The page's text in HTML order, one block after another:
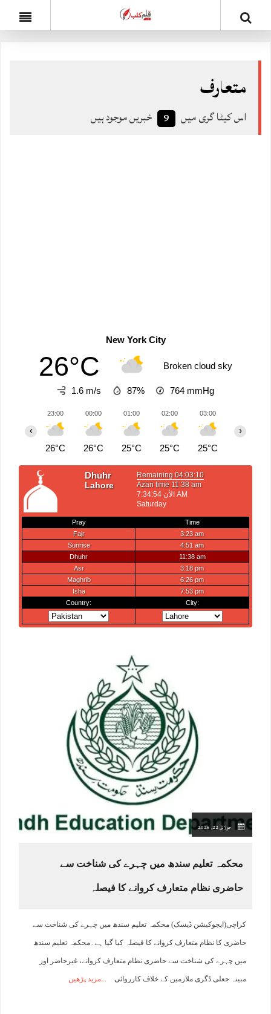
متعارف
اس کیٹا گری میں 9 خبریں موجود ہیں
New York City
26°C Broken cloud sky
1.6 m/s 87% 764 mmHg
23:00
26°C
00:00
26°C
01:00
25°C
02:00
25°C
03:00
25°C
‹ ›
جولائ 22, 2026
محکمہ تعلیم سندھ میں چہرے کی شناخت سے
حاضری نظام متعارف کروانے کا فیصلہ
کراچی(ایجوکیشن ڈیسک) محکمہ تعلیم سندھ میں چہرے کی شناخت سے
حاضری کا نظام متعارف کروانے کا فیصلہ کیا گیا ہے۔محکمہ تعلیم سندھ
میں چہرے کی شناخت سے حاضری نظام متعارف کروانے، غیرحاضر اور
مبینہ جعلی ڈگری ملازمین کے خلاف کارروائی مزید پڑھیں